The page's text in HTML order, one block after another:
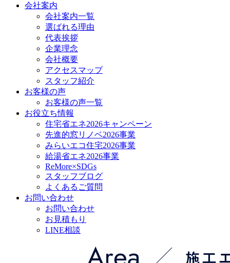
会社案内
会社案内一覧
選ばれる理由
代表挨拶
企業理念
会社概要
アクセスマップ
スタッフ紹介
お客様の声
お客様の声一覧
お役立ち情報
住宅省エネ2026キャンペーン
先進的窓リノベ2026事業
みらいエコ住宅2026事業
給湯省エネ2026事業
ReMore×SDGs
スタッフブログ
よくあるご質問
お問い合わせ
お問い合わせ
お見積もり
LINE相談